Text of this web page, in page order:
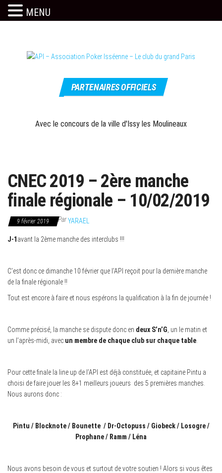
API –
Association
Isséenne –
officiel
PARTENAIRES OFFICIELS
Avec le concours de la ville d'Issy les Moulineaux
CNEC 2019 – 2ère manche
finale régionale – 10/02/2019
9 février 2019 ParYARAEL
J-1avant la 2ème manche des interclubs !!!
C’est donc ce dimanche 10 février que l’API reçoit pour la dernière manche
de la finale régionale !!
Tout est encore à faire et nous espérons la qualification à la fin de journée !
Comme précisé, la manche se dispute donc en deux S’n’G , un le matin et
un l’après-midi, avec un membre de chaque club sur chaque table
Pour cette finale la line up de l’API est déjà constituée, et capitaine Pintu a
choisi de faire jouer les 8+1 meilleurs joueurs des 5 premières manches.
Nous aurons donc :
Pintu / Blocknote / Bounette / Dr-Octopuss / Giobeck / Losogre /
Prophane / Ramm / Léna
Nous avons besoin de vous et surtout de votre soutien ! Alors si vous êtes
MENU